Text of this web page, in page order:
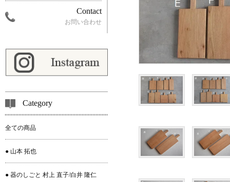
Contact
お問い合わせ
Category
全ての商品
● 山本 拓也
● 器のしごと 村上 直子/白井 隆仁